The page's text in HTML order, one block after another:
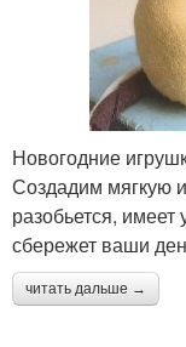
Новогодние
Создадим мягкую
разобьется,
сбережет ваши
читать дальше →